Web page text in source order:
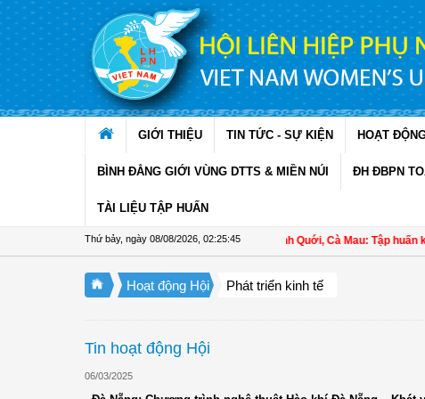
Truy cập nội dung luôn
GIỚI THIỆU TIN TỨC - SỰ KIỆN HOẠT
BÌNH ĐẲNG GIỚI VÙNG DTTS & MIỀN NÚI ĐH ĐBPN
TÀI LIỆU TẬP HUẤN
Thứ bảy, ngày 08/08/2026 02:25:46
Hội LHPN xã Ninh Quới, Cà Mau: Tập huấn kỹ
Hoạt động Hội Phát triển kinh tế
Tin hoạt động Hội
06/03/2025